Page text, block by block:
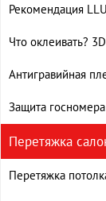
Рекомендация
Что оклеивать?
Антигравийная
Защита
Перетяжка
Перетяжка